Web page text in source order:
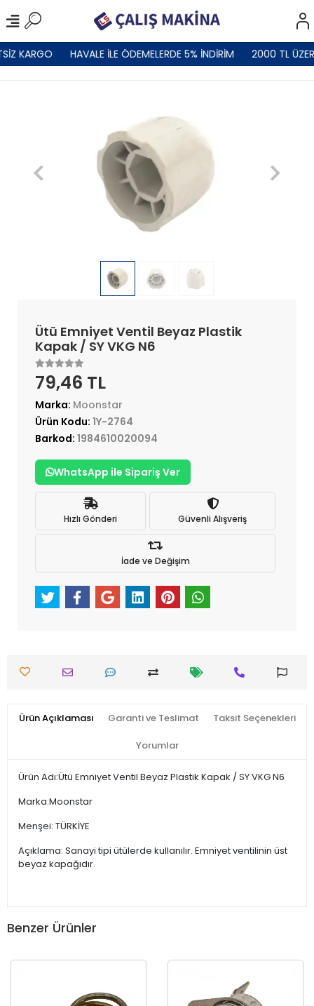
KARGO HAVALE İLE ÖDEMELERDE 5% İNDİRİM 2000 TL
Ütü Emniyet Ventil Beyaz Plastik
Kapak / SY VKG N6
79,46 TL
Marka: Moonstar
Ürün Kodu: 1Y-2764
Barkod: 1984610020094
WhatsApp ile Sipariş Ver
Hızlı Gönderi Güvenli Alışveriş
İade ve Değişim
Ürün Açıklaması Garanti ve Teslimat Taksit Seçenekleri
Yorumlar
Ürün Adı:Ütü Emniyet Ventil Beyaz Plastik Kapak / SY VKG N6
Marka:Moonstar
Menşei: TÜRKİYE
Açıklama: Sanayi tipi ütülerde kullanılır. Emniyet ventilinin üst
beyaz kapağıdır.
Benzer Ürünler